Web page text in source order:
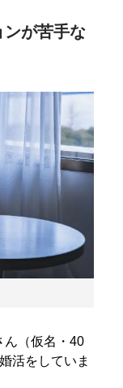
ンが苦手な
（仮名・40
活をしていま